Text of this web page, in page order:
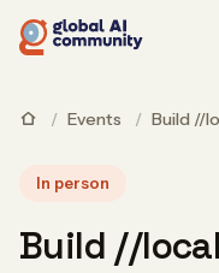
/ Events / Build //
In person
Build //